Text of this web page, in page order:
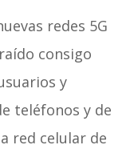
redes 5G
consigo
y
teléfonos y de
red celular de